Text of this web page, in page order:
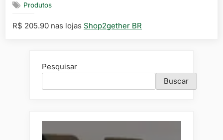
Produtos
R$ 205.90 nas lojas Shop2gether BR
Pesquisar
Buscar